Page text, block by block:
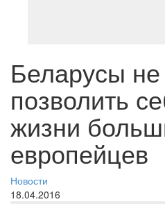
Беларусы не
позволить
жизни
европейцев
Новости
18.04.2016